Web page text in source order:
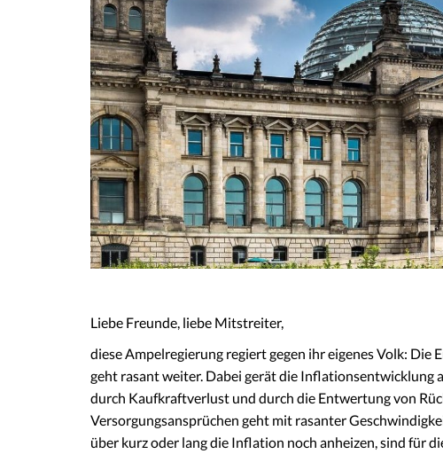
Liebe Freunde, liebe Mitstreiter,
diese Ampelregierung regiert gegen ihr eigenes Volk:
geht rasant weiter. Dabei gerät die
durch Kaufkraftverlust und durch die Entwertung von
Versorgungsansprüchen geht mit rasanter
über kurz oder lang die Inflation noch anheizen, sind für